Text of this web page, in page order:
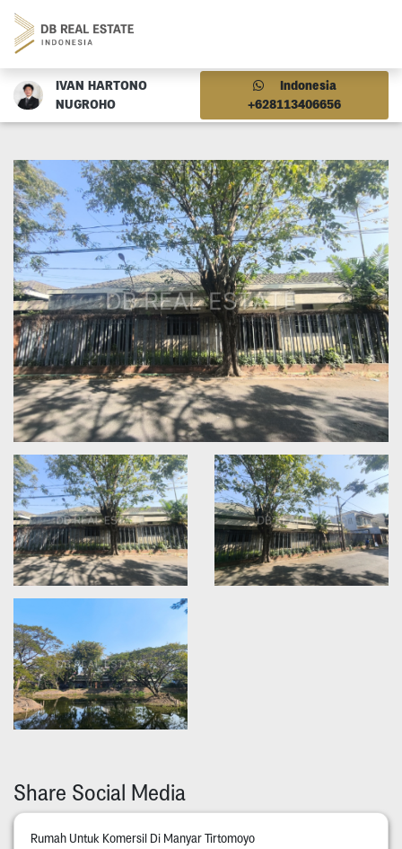
IVAN HARTONO
NUGROHO
Indonesia
+628113406656
Share Social Media
Rumah Untuk Komersil Di Manyar Tirtomoyo